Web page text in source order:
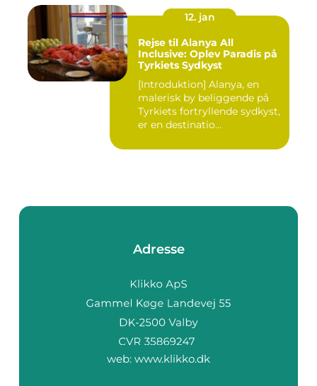
12. jan
Rejse til Alanya All
Inclusive: Oplev Paradis på
Tyrkiets Sydkyst
[Introduktion] Alanya, en
malerisk by beliggende på
Tyrkiets fortryllende sydkyst,
er en destinatio...
Adresse
web: www.klikko.dk